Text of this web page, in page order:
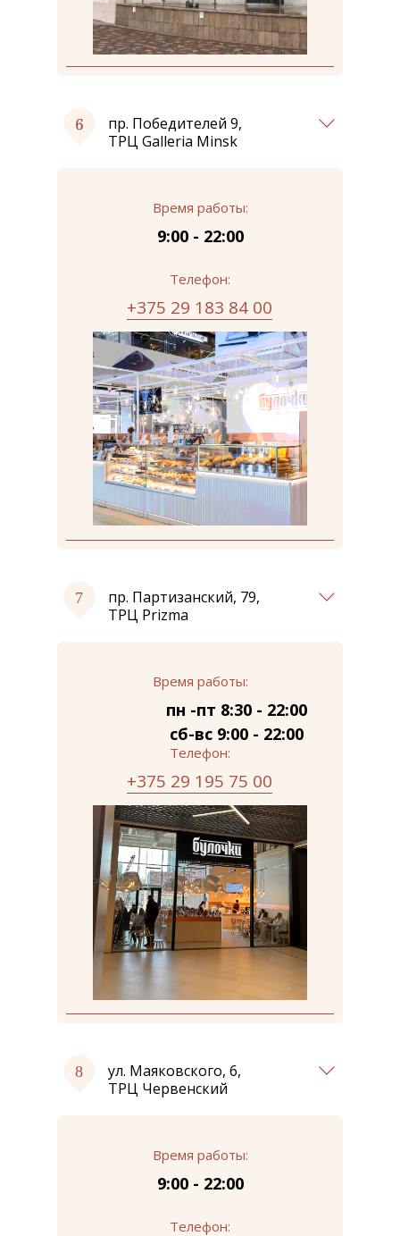
пр. Победителей 9,
ТРЦ Galleria Minsk
9:00 - 22:00
Время работы:
+375 29 183 84 00
Телефон:
пр. Партизанский, 79,
ТРЦ Prizma
пн -пт 8:30 - 22:00
сб-вс 9:00 - 22:00
Время работы:
+375 29 195 75 00
Телефон:
ул. Маяковского, 6,
ТРЦ Червенский
9:00 - 22:00
Время работы:
Телефон: